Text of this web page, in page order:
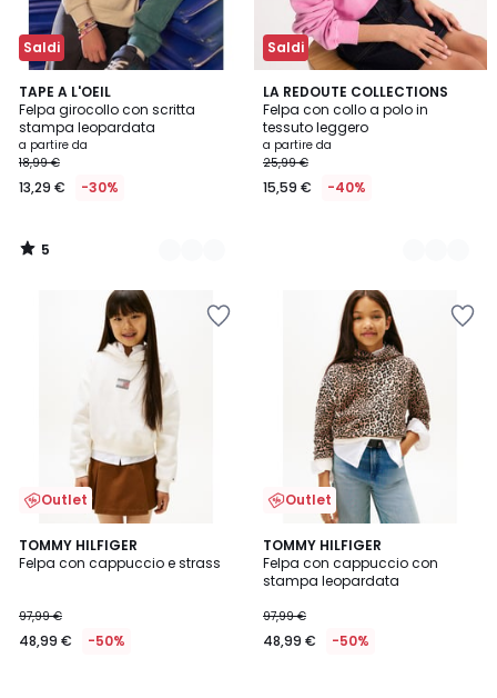
Saldi
TAPE A L'OEIL
Felpa girocollo con scritta
stampa leopardata
a partire da
18,99 €
13,29 € -30%
5
/
5
2
Colori
5
/
Saldi
LA REDOUTE COLLECTIONS
Felpa con collo a polo in
tessuto leggero
a partire da
25,99 €
15,59 € -40%
2
Colori
Outlet
TOMMY HILFIGER
Felpa con cappuccio e strass
97,99 €
48,99 € -50%
Outlet
TOMMY HILFIGER
Felpa con cappuccio con
stampa leopardata
97,99 €
48,99 € -50%